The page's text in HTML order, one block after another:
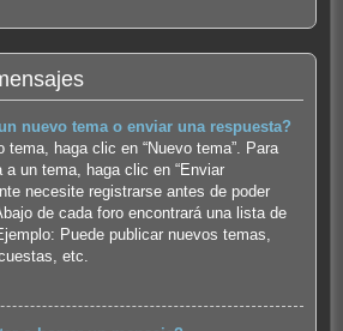
nuevo tema o enviar una respuesta?
tema, haga clic en “Nuevo tema”. Para
a un tema, haga clic en “Enviar
necesite registrarse antes de poder
de cada foro encontrará una lista de
Puede publicar nuevos temas,
etc.